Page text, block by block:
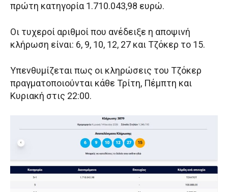
πρώτη κατηγορία 1.710.043,98 ευρώ.
Οι τυχεροί αριθμοί που ανέδειξε η αποψινή
κλήρωση είναι: 6, 9, 10, 12, 27 και Τζόκερ το 15.
Υπενθυμίζεται πως οι κληρώσεις του Τζόκερ
πραγματοποιούνται κάθε Τρίτη, Πέμπτη και
Κυριακή στις 22:00.